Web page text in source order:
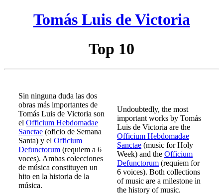
Tomás Luis de Victoria
Top 10
Sin ninguna duda las dos
obras más importantes de
Tomás Luis de Victoria son
el Officium Hebdomadae
Sanctae (oficio de Semana
Santa) y el Officium
Defunctorum (requiem a 6
voces). Ambas colecciones
de música constituyen un
hito en la historia de la
música.
Undoubtedly, the most
important works by Tomás
Luis de Victoria are the
Officium Hebdomadae
Sanctae (music for Holy
Week) and the Officium
Defunctorum (requiem for
6 voices). Both collections
of music are a milestone in
the history of music.